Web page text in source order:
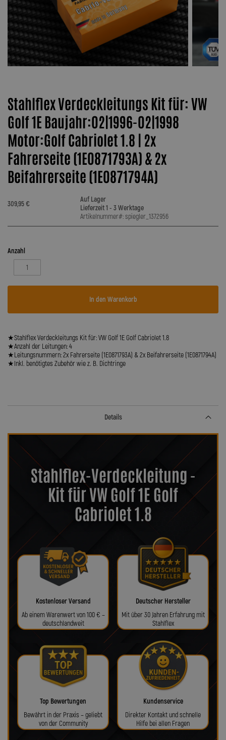
Stahlflex Verdeckleitungs Kit für: VW
Golf 1E Baujahr:02|1996-02|1998
Motor:Golf Cabriolet 1.8 | 2x
Fahrerseite (1E0871793A) & 2x
Beifahrerseite (1E0871794A)
309,95 €
Auf Lager
Lieferzeit 1 - 3 Werktage
Artikelnummer#: spiegler_1372956
Anzahl
In den Warenkorb
★Stahlflex Verdeckleitungs Kit für: VW Golf 1E Golf Cabriolet 1.8
★Anzahl der Leitungen: 4
★Leitungsnummern: 2x Fahrerseite (1E0871793A) & 2x Beifahrerseite (1E0871794A)
★Inkl. benötigtes Zubehör wie z. B. Dichtringe
Details
Stahlflex-Verdeckleitung -
Kit für VW Golf 1E Golf
Cabriolet 1.8
Kostenloser Versand
Ab einem Warenwert von 100 € –
deutschlandweit
Deutscher Hersteller
Mit über 30 Jahren Erfahrung mit
Stahlflex
Top Bewertungen
Bewährt in der Praxis – geliebt
von der Community
Kundenservice
Direkter Kontakt und schnelle
Hilfe bei allen Fragen